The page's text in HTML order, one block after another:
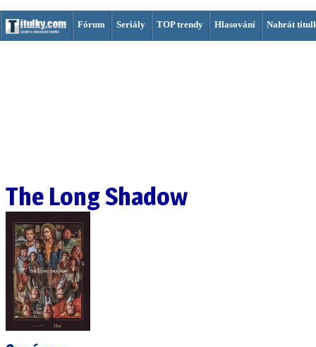
Fórum Seriály TOP trendy Hlasování Nahrát
The Long Shadow